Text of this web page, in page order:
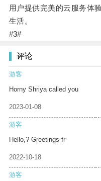
用户提供完美的云服务体
生活。
#3#
评论
游客
Horny Shriya called you
2023-01-08
游客
Hello,? Greetings fr
2022-10-18
游客